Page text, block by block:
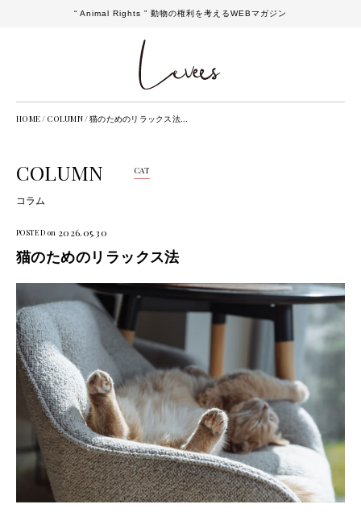
“ Animal Rights ” 動物の権利を考えるWEBマガジン
HOME / COLUMN /猫のためのリラックス法...
COLUMN
コラム
CAT
POSTED on 2026.05.30
猫のためのリラックス法